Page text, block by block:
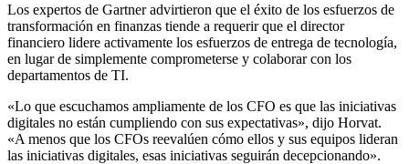
Los expertos de Gartner advirtieron que el éxito de los esfuerzos de
transformación en finanzas tiende a requerir que el director
financiero lidere activamente los esfuerzos de entrega de tecnología,
en lugar de simplemente comprometerse y colaborar con los
departamentos de TI.
«Lo que escuchamos ampliamente de los CFO es que las iniciativas
digitales no están cumpliendo con sus expectativas», dijo Horvat.
«A menos que los CFOs reevalúen cómo ellos y sus equipos lideran
las iniciativas digitales, esas iniciativas seguirán decepcionando».